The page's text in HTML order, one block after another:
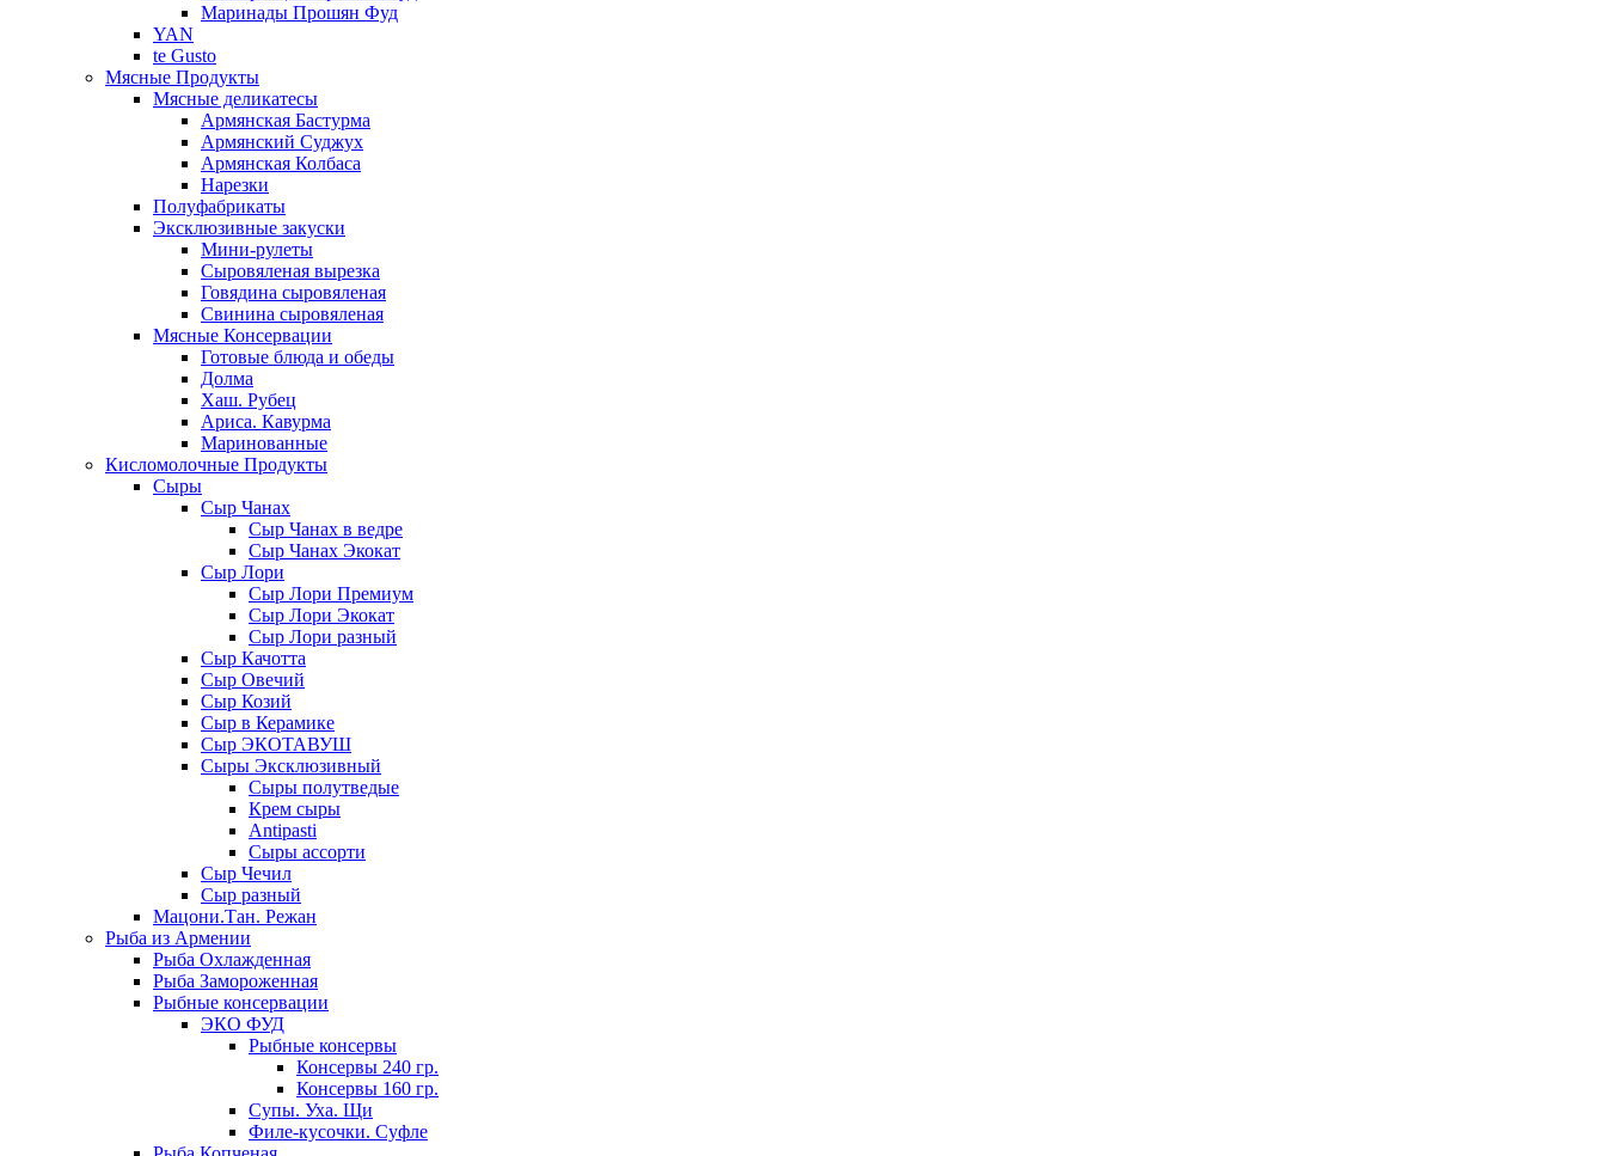
Маринады Прошян Фуд
YAN
te Gusto
Мясные Продукты
Мясные деликатесы
Армянская Бастурма
Армянский Суджух
Армянская Колбаса
Нарезки
Полуфабрикаты
Эксклюзивные закуски
Мини-рулеты
Сыровяленая вырезка
Говядина сыровяленая
Свинина сыровяленая
Мясные Консервации
Готовые блюда и обеды
Долма
Хаш. Рубец
Ариса. Кавурма
Маринованные
Кисломолочные Продукты
Сыры
Сыр Чанах
Сыр Чанах в ведре
Сыр Чанах Экокат
Сыр Лори
Сыр Лори Премиум
Сыр Лори Экокат
Сыр Лори разный
Сыр Качотта
Сыр Овечий
Сыр Козий
Сыр в Керамике
Сыр ЭКОТАВУШ
Сыры Эксклюзивный
Сыры полутведые
Крем сыры
Antipasti
Сыры ассорти
Сыр Чечил
Сыр разный
Мацони.Тан. Режан
Рыба из Армении
Рыба Охлажденная
Рыба Замороженная
Рыбные консервации
ЭКО ФУД
Рыбные консервы
Консервы 240 гр.
Консервы 160 гр.
Супы. Уха. Щи
Филе-кусочки. Суфле